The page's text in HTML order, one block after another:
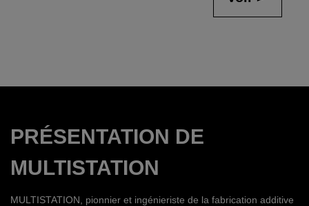
PRÉSENTATION DE
MULTISTATION
MULTISTATION, pionnier et ingénieriste de la fabrication additive